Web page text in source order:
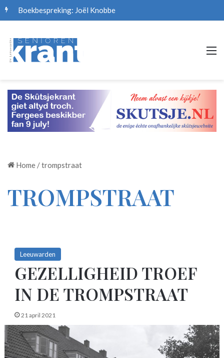
Boekbespreking: Joël Knobbe
Home /trompstraat
TROMPSTRAAT
Leeuwarden
GEZELLIGHEID TROEF
IN DE TROMPSTRAAT
21 april 2021